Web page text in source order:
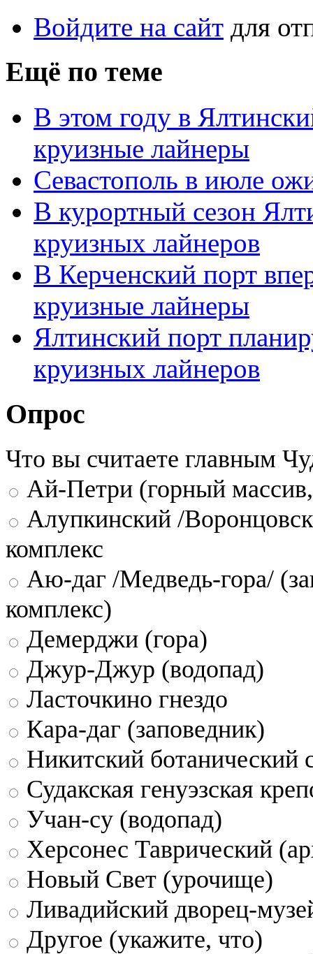
Войдите на сайт для
Ещё по теме
В этом году в
круизные лайнеры
Севастополь в июле
В курортный сезон
круизных лайнеров
В Керченский порт
круизные лайнеры
Ялтинский порт
круизных лайнеров
Опрос
Что вы считаете главным
Ай-Петри (горный
Алупкинский /
комплекс
Аю-даг /Медведь-гора/
комплекс)
Демерджи (гора)
Джур-Джур (водопад)
Ласточкино гнездо
Кара-даг (заповедник)
Никитский ботанический
Судакская генуэзская
Учан-су (водопад)
Херсонес Таврический
Новый Свет (урочище)
Ливадийский дворец-
Другое (укажите, что)